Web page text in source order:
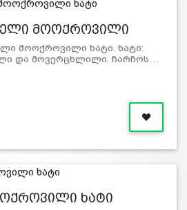
მოოქროვილი
მოოქროვილი ხატი. ხატი:
და მოვერცხლილი. ჩარჩოს…
ხატი